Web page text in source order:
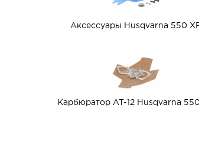
Аксессуары Husqvarna 550
Карбюратор AT-12 Husqvarna